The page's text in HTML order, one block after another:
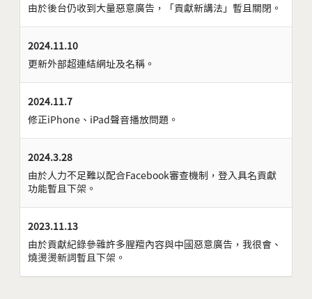
由於後台仍收到大量惡意廣告，「貢獻新講法」暫且關閉。
2024.11.10
更新外部超連結網址及名稱。
2024.11.7
修正iPhone、iPad聲音播放問題。
2024.3.28
由於人力不足難以配合Facebook審查機制，登入具名貢獻
功能暫且下架。
2023.11.13
由於貢獻紀錄參雜許多腥羶內容與中國惡意廣告，我很會、
燒燙燙新詞暫且下架。